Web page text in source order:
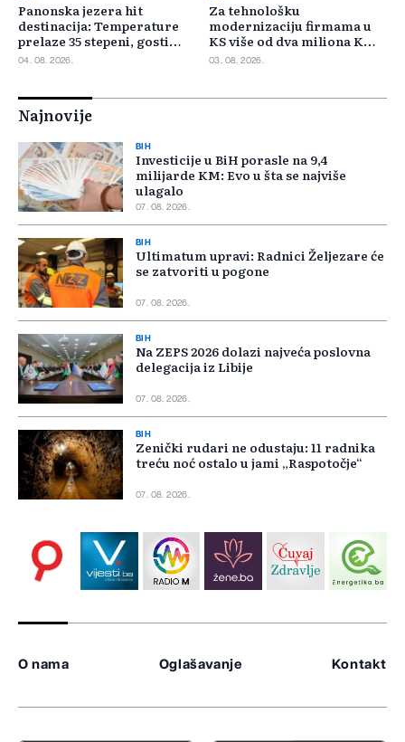
Panonska jezera hit
destinacija: Temperature
prelaze 35 stepeni, gosti
pristižu iz cijele regije
04. 08. 2026.
Za tehnološku
modernizaciju firmama u
KS više od dva miliona KM,
odbijeno 135 prijava
03. 08. 2026.
Najnovije
BIH
Investicije u BiH porasle na 9,4
milijarde KM: Evo u šta se najviše
ulagalo
07. 08. 2026.
BIH
Ultimatum upravi: Radnici Željezare će
se zatvoriti u pogone
07. 08. 2026.
BIH
Na ZEPS 2026 dolazi najveća poslovna
delegacija iz Libije
07. 08. 2026.
BIH
Zenički rudari ne odustaju: 11 radnika
treću noć ostalo u jami „Raspotočje“
07. 08. 2026.
O nama Oglašavanje Kontakt